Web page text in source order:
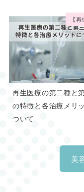
【再
再生医療の第二種と
の特徴と各治療メリ
ついて
美